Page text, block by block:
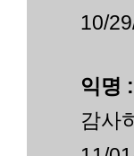
10/
익명 :
감사